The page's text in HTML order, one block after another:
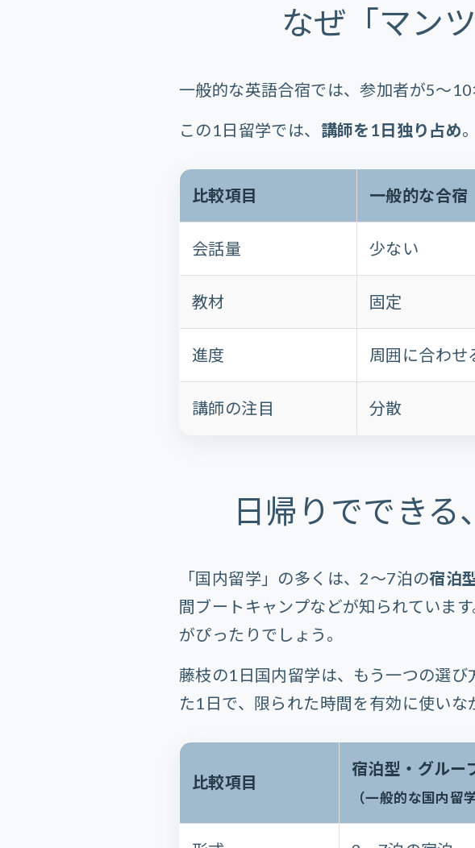
なぜ「マン
一般的な英語合宿では、参加者が5〜
この1日留学では、 講師を1日独り占め
比較項目 一般的な合宿
会話量 少ない
教材 固定
進度 周囲に合わせ
講師の注目 分散
日帰りででき
「国内留学」の多くは、2〜7泊の宿泊
間ブートキャンプなどが知られていま
がぴったりでしょう。
藤枝の1日国内留学は、もう一つの選び
た1日で、限られた時間を有効に使いな
比較項目
宿泊型・グルー
（一般的な国内留学